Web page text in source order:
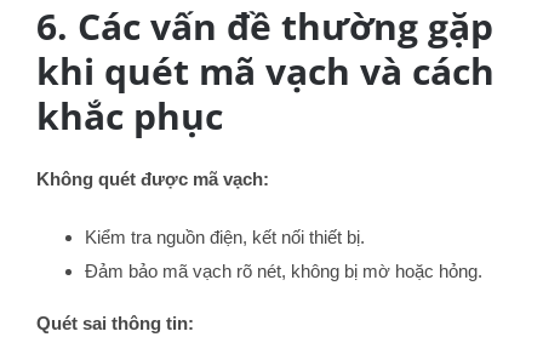
6. Các vấn đề thường gặp
khi quét mã vạch và cách
khắc phục
Không quét được mã vạch:
Kiểm tra nguồn điện, kết nối thiết bị.
Đảm bảo mã vạch rõ nét, không bị mờ hoặc hỏng.
Quét sai thông tin: